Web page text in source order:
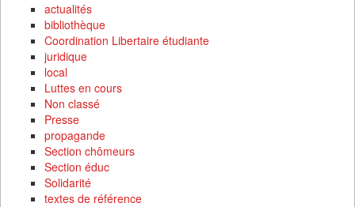
actualités
bibliothèque
Coordination Libertaire étudiante
juridique
local
Luttes en cours
Non classé
Presse
propagande
Section chômeurs
Section éduc
Solidarité
textes de référence